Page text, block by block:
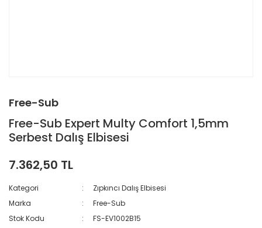
Free-Sub
Free-Sub Expert Multy Comfort 1,5mm
Serbest Dalış Elbisesi
7.362,50 TL
Kategori
Zıpkıncı Dalış Elbisesi
Marka
Free-Sub
Stok Kodu
FS-EV1002B15